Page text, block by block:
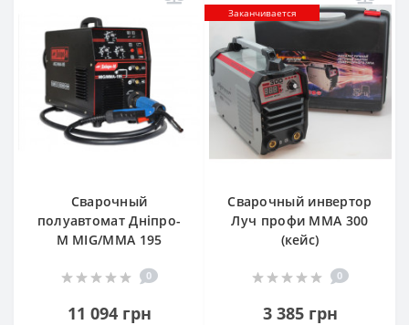
Сварочный
полуавтомат Дніпро-
М MIG/MMA 195
0
11 094 грн
Заканчивается
Сварочный инвертор
Луч профи ММА 300
(кейс)
0
3 385 грн